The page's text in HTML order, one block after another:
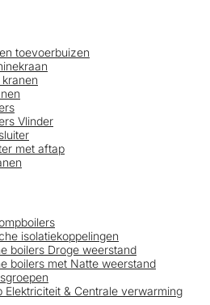
toevoerbuizen
Vlinder
met aftap
isolatiekoppelingen
boilers Droge weerstand
boilers met Natte weerstand
Elektriciteit & Centrale verwarming